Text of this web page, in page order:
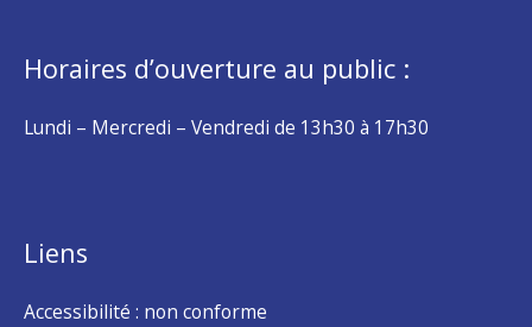
Horaires d’ouverture au public :
Lundi – Mercredi – Vendredi de 13h30 à 17h30
Liens
Accessibilité : non conforme